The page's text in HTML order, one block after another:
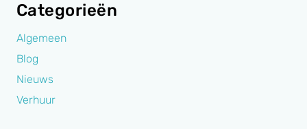
Categorieën
Algemeen
Blog
Nieuws
Verhuur